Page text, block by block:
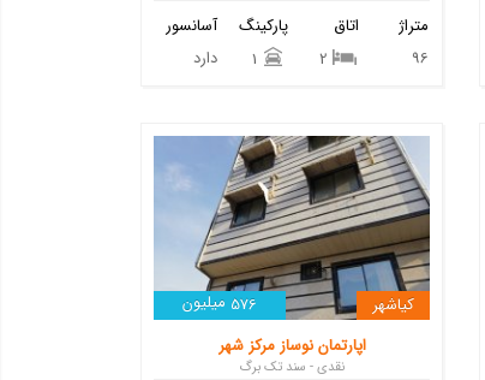
آسانسور
دارد
پارکینگ
اتاق
متراژ
96
576 میلیون
کیاشهر
اپارتمان نوساز مرکز شهر
نقدی - سند تک برگ